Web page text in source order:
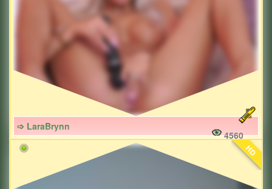
➩ LaraBrynn
4560
HD